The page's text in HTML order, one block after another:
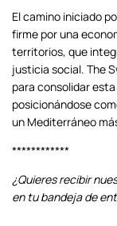
El camino iniciado
firme por una
territorios, que
justicia social. The
para consolidar
posicionándose
un Mediterráneo
************
¿Quieres recibir
en tu bandeja de